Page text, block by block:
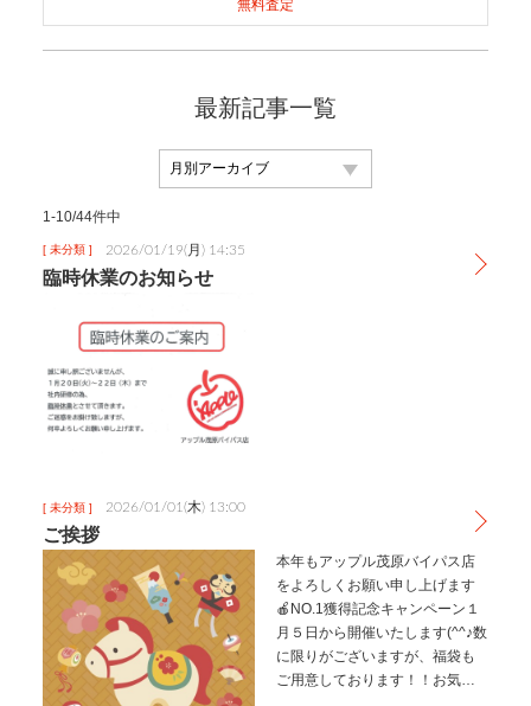
無料査定
最新記事一覧
1-10/44件中
[ 未分類 ] 2026/01/19(月) 14:35
臨時休業のお知らせ
[ 未分類 ] 2026/01/01(木) 13:00
ご挨拶
本年もアップル茂原バイパス店
をよろしくお願い申し上げます
🍎NO.1獲得記念キャンペーン１
月５日から開催いたします(^^♪数
に限りがございますが、福袋も
ご用意しております！！お気軽